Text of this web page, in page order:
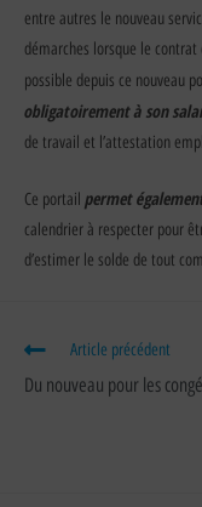
entre autres le nouveau
démarches lorsque le
possible depuis ce nouveau
obligatoirement à son
de travail et l’attestation
Ce portail permet
calendrier à respecter pour
d’estimer le solde de tout
Article précédent
Du nouveau pour les